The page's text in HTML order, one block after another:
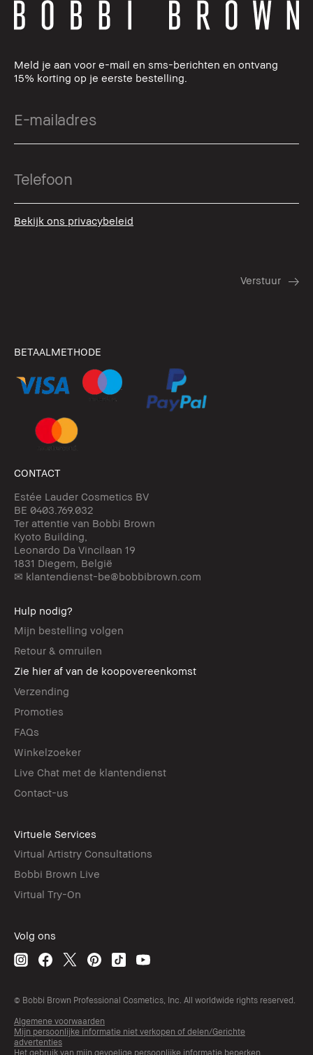
Meld je aan voor e-mail en sms-berichten en ontvang
15% korting op je eerste bestelling.
Bekijk ons privacybeleid
BETAALMETHODE
CONTACT
Estée Lauder Cosmetics BV
BE 0403.769.032
Ter attentie van Bobbi Brown
Kyoto Building,
Leonardo Da Vincilaan 19
1831 Diegem, België
✉ klantendienst-be@bobbibrown.com
Hulp nodig?
Mijn bestelling volgen
Retour & omruilen
Zie hier af van de koopovereenkomst
Verzending
Promoties
FAQs
Winkelzoeker
Live Chat met de klantendienst
Contact-us
Virtuele Services
Virtual Artistry Consultations
Bobbi Brown Live
Virtual Try-On
Volg ons
© Bobbi Brown Professional Cosmetics, Inc. All worldwide rights reserved.
Algemene voorwaarden
Mijn persoonlijke informatie niet verkopen of delen/Gerichte
advertenties
Het gebruik van mijn gevoelige persoonlijke informatie beperken